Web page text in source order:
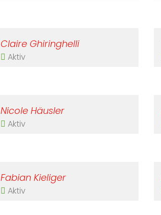
Claire Ghiringhelli
Aktiv
Nicole Häusler
Aktiv
Fabian Kieliger
Aktiv